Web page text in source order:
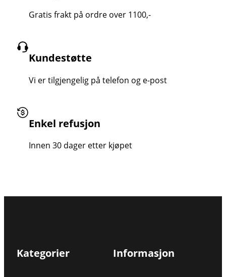
Gratis frakt på ordre over 1100,-
Kundestøtte
Vi er tilgjengelig på telefon og e-post
Enkel refusjon
Innen 30 dager etter kjøpet
Kategorier Informasjon